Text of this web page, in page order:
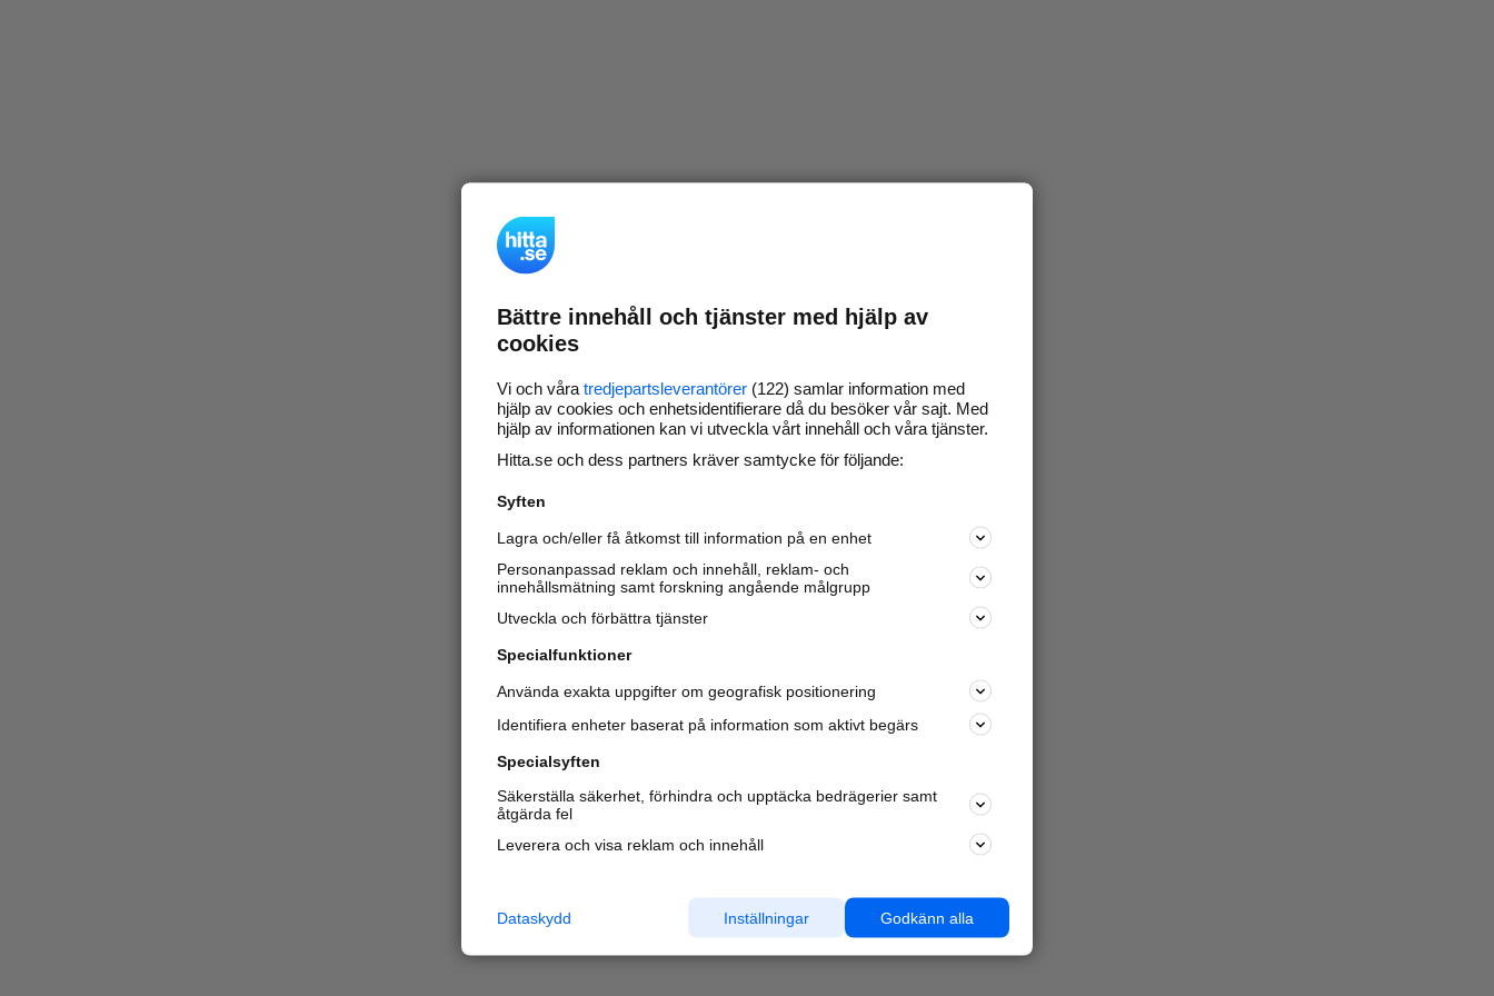
Bättre innehåll och tjänster med hjälp av
cookies
Vi och våra tredjepartsleverantörer (122) samlar information med
hjälp av cookies och enhetsidentifierare då du besöker vår sajt. Med
hjälp av informationen kan vi utveckla vårt innehåll och våra tjänster.
Hitta.se och dess partners kräver samtycke för följande:
Syften
Lagra och/eller få åtkomst till information på en enhet
Personanpassad reklam och innehåll, reklam- och
innehållsmätning samt forskning angående målgrupp
Utveckla och förbättra tjänster
Specialfunktioner
Använda exakta uppgifter om geografisk positionering
Identifiera enheter baserat på information som aktivt begärs
Specialsyften
Säkerställa säkerhet, förhindra och upptäcka bedrägerier samt
åtgärda fel
Leverera och visa reklam och innehåll
Godkänn alla
Inställningar
Dataskydd